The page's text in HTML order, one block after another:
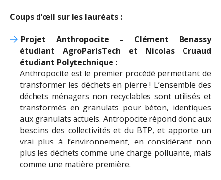
Coups d’œil sur les lauréats :
Projet Anthropocite – Clément Benassy
étudiant AgroParisTech et Nicolas Cruaud
étudiant Polytechnique :
Anthropocite est le premier procédé permettant de
transformer les déchets en pierre ! L’ensemble des
déchets ménagers non recyclables sont utilisés et
transformés en granulats pour béton, identiques
aux granulats actuels. Antropocite répond donc aux
besoins des collectivités et du BTP, et apporte un
vrai plus à l’environnement, en considérant non
plus les déchets comme une charge polluante, mais
comme une matière première.